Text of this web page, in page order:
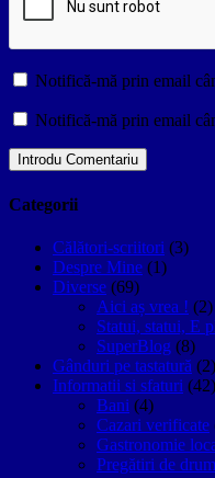
Notifică-mă prin email
Notifică-mă prin email
Categorii
Călători-scriitori (3)
Despre Mine (1)
Diverse (69)
Aici aș vrea ! (2)
Statui, statui, E
SuperBlog (8)
Gânduri pe tastatură (2)
Informatii si sfaturi (42)
Bani (4)
Cazari verificate
Gastronomie
Pregătiri de